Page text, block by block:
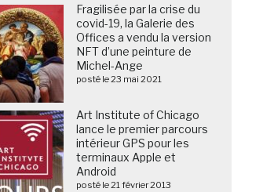
Fragilisée par la crise du
covid-19, la Galerie des
Offices a vendu la version
NFT d’une peinture de
Michel-Ange
posté le 23 mai 2021
Art Institute of Chicago
lance le premier parcours
intérieur GPS pour les
terminaux Apple et
Android
posté le 21 février 2013